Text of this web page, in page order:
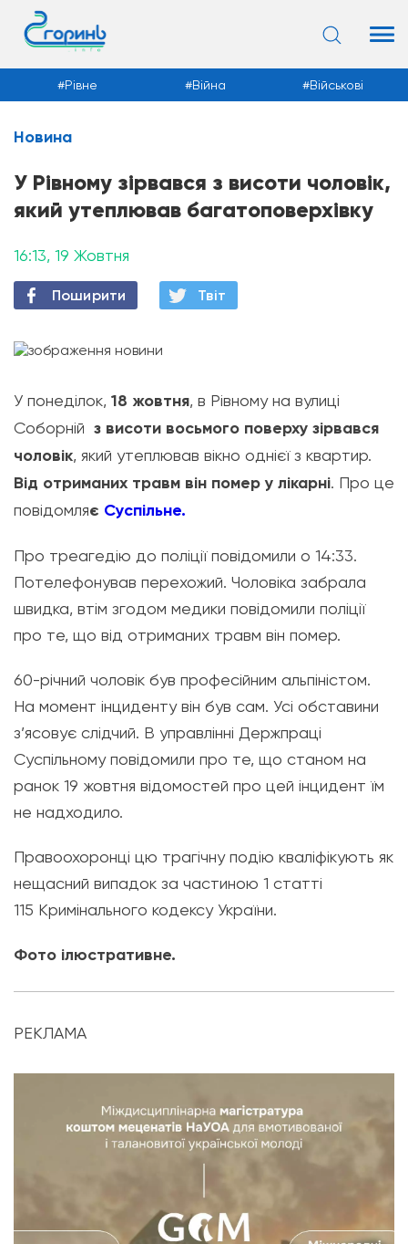
Новини
Рівне Війна Військові
Новина
У Рівному зірвався з висоти чоловік,
який утеплював багатоповерхівку
16:13, 19 Жовтня
Поширити Твiт
У понеділок, 18 жовтня, в Рівному на вулиці
Соборній з висоти восьмого поверху зірвався
чоловік, який утеплював вікно однієї з квартир.
Від отриманих травм він помер у лікарні. Про це
повідомляє Суспільне.
Про треагедію до поліції повідомили о 14:33.
Потелефонував перехожий. Чоловіка забрала
швидка, втім згодом медики повідомили поліції
про те, що від отриманих травм він помер.
60-річний чоловік був професійним альпіністом.
На момент інциденту він був сам. Усі обставини
з’ясовує слідчий. В управлінні Держпраці
Суспільному повідомили про те, що станом на
ранок 19 жовтня відомостей про цей інцидент їм
не надходило.
Правоохоронці цю трагічну подію кваліфікують як
нещасний випадок за частиною 1 статті
115 Кримінального кодексу України.
Фото ілюстративне.
РЕКЛАМА